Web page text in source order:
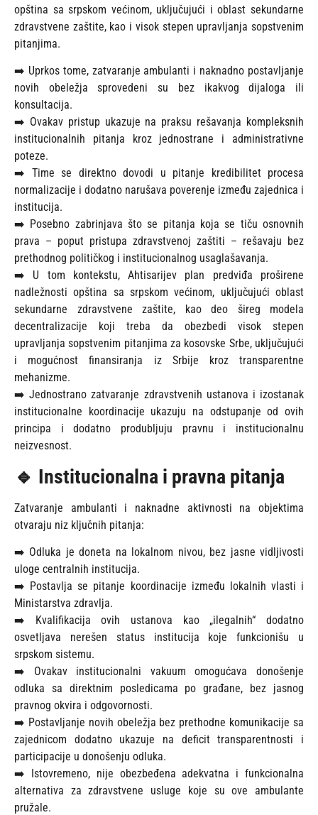
opština sa srpskom većinom, uključujući i oblast sekundarne
zdravstvene zaštite, kao i visok stepen upravljanja sopstvenim
pitanjima.
➡️ Uprkos tome, zatvaranje ambulanti i naknadno postavljanje
novih obeležja sprovedeni su bez ikakvog dijaloga ili
konsultacija.
➡️ Ovakav pristup ukazuje na praksu rešavanja kompleksnih
institucionalnih pitanja kroz jednostrane i administrativne
poteze.
➡️ Time se direktno dovodi u pitanje kredibilitet procesa
normalizacije i dodatno narušava poverenje između zajednica i
institucija.
➡️ Posebno zabrinjava što se pitanja koja se tiču osnovnih
prava – poput pristupa zdravstvenoj zaštiti – rešavaju bez
prethodnog političkog i institucionalnog usaglašavanja.
➡️ U tom kontekstu, Ahtisarijev plan predviđa proširene
nadležnosti opština sa srpskom većinom, uključujući oblast
sekundarne zdravstvene zaštite, kao deo šireg modela
decentralizacije koji treba da obezbedi visok stepen
upravljanja sopstvenim pitanjima za kosovske Srbe, uključujući
i mogućnost finansiranja iz Srbije kroz transparentne
mehanizme.
➡️ Jednostrano zatvaranje zdravstvenih ustanova i izostanak
institucionalne koordinacije ukazuju na odstupanje od ovih
principa i dodatno produbljuju pravnu i institucionalnu
neizvesnost.
🔹 Institucionalna i pravna pitanja
Zatvaranje ambulanti i naknadne aktivnosti na objektima
otvaraju niz ključnih pitanja:
➡️ Odluka je doneta na lokalnom nivou, bez jasne vidljivosti
uloge centralnih institucija.
➡️ Postavlja se pitanje koordinacije između lokalnih vlasti i
Ministarstva zdravlja.
➡️ Kvalifikacija ovih ustanova kao „ilegalnih“ dodatno
osvetljava nerešen status institucija koje funkcionišu u
srpskom sistemu.
➡️ Ovakav institucionalni vakuum omogućava donošenje
odluka sa direktnim posledicama po građane, bez jasnog
pravnog okvira i odgovornosti.
➡️ Postavljanje novih obeležja bez prethodne komunikacije sa
zajednicom dodatno ukazuje na deficit transparentnosti i
participacije u donošenju odluka.
➡️ Istovremeno, nije obezbeđena adekvatna i funkcionalna
alternativa za zdravstvene usluge koje su ove ambulante
pružale.